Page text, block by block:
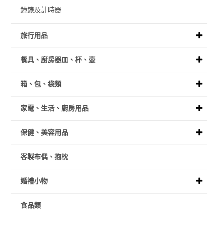
鐘錶及計時器
旅行用品
餐具、廚房器皿、杯、壺
箱、包、袋類
家電、生活、廚房用品
保健、美容用品
客製布偶、抱枕
婚禮小物
食品類